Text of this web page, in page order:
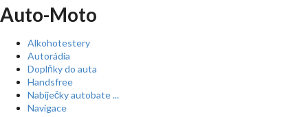
Auto-Moto
Alkohotestery
Autorádia
Doplňky do auta
Handsfree
Nabíječky autobate ...
Navigace